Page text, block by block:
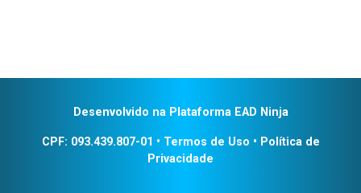
Desenvolvido na Plataforma EAD Ninja
CPF: 093.439.807-01 • Termos de Uso • Política de
Privacidade